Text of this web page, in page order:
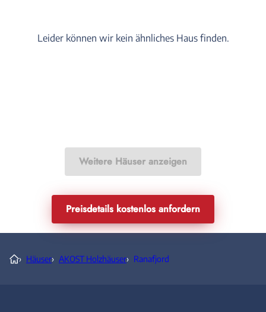
Leider können wir kein ähnliches Haus finden.
Weitere Häuser anzeigen
Preisdetails kostenlos anfordern
› Häuser› AKOST Holzhäuser› Ranafjord